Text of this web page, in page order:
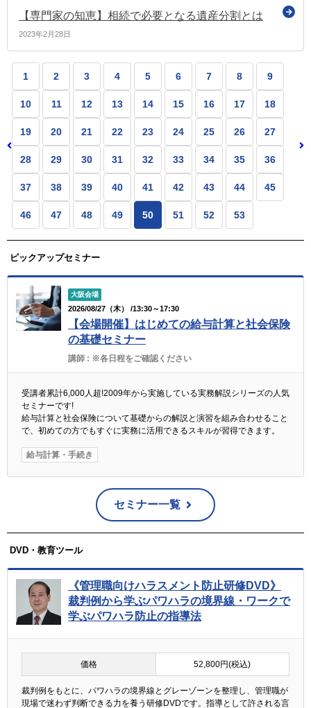
【専門家の知恵】相続で必要となる遺産分割とは
2023年2月28日
1 2 3 4 5 6 7 8 9
10 11 12 13 14 15 16 17 18
19 20 21 22 23 24 25 26 27
28 29 30 31 32 33 34 35 36
37 38 39 40 41 42 43 44 45
46 47 48 49 50 51 52 53
ピックアップセミナー
大阪会場
2026/08/27（木） /13:30～17:30
【会場開催】はじめての給与計算と社会保険
の基礎セミナー
講師 : ※各日程をご確認ください
受講者累計6,000人超!2009年から実施している実務解説シリーズの人気
セミナーです!
給与計算と社会保険について基礎からの解説と演習を組み合わせること
で、初めての方でもすぐに実務に活用できるスキルが習得できます。
給与計算・手続き
セミナー一覧
DVD・教育ツール
《管理職向けハラスメント防止研修DVD》
裁判例から学ぶパワハラの境界線・ワークで
学ぶパワハラ防止の指導法
価格 52,800円(税込)
裁判例をもとに、パワハラの境界線とグレーゾーンを整理し、管理職が
現場で迷わず判断できる力を養う研修DVDです。指導として許される言